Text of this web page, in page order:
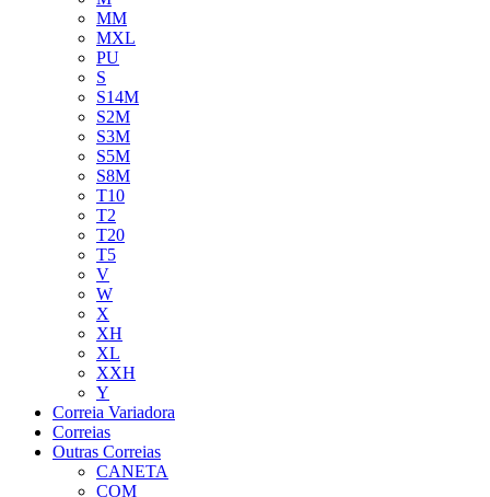
MM
MXL
PU
S
S14M
S2M
S3M
S5M
S8M
T10
T2
T20
T5
V
W
X
XH
XL
XXH
Y
Correia Variadora
Correias
Outras Correias
CANETA
COM